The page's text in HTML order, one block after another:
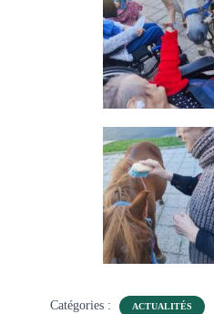
Catégories : ACTUALITÉS